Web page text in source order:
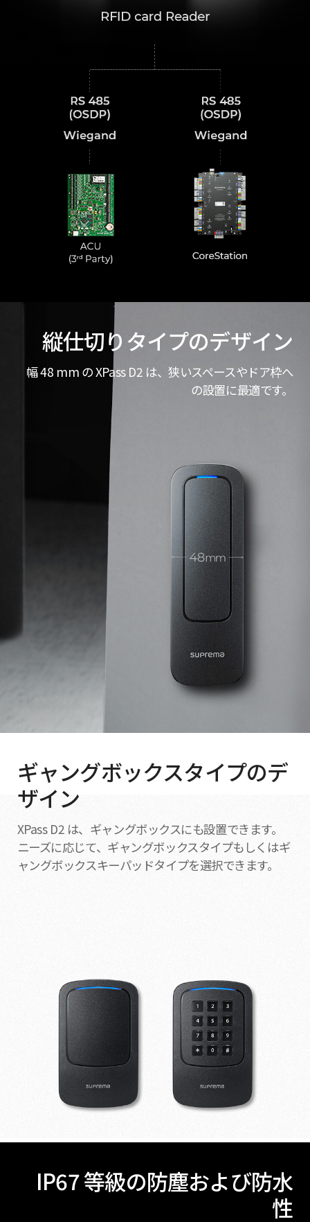
縦仕切りタイプのデザイン
幅 48 mm の XPass D2 は、狭いスペースやドア枠へ
の設置に最適です。
ギャングボックスタイプのデ
ザイン
XPass D2 は、ギャングボックスにも設置できます。
ニーズに応じて、ギャングボックスタイプもしくはギ
ャングボックスキーパッドタイプを選択できます。
IP67 等級の防塵および防水
性